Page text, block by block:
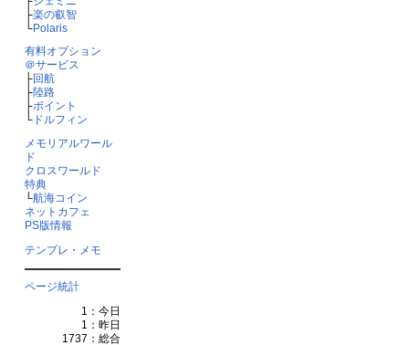
├楽の叡智
└Polaris
有料オプション
＠サービス
├回航
├陸路
├ポイント
└ドルフィン
メモリアルワール
ド
クロスワールド
特典
└航海コイン
ネットカフェ
PS版情報
テンプレ・メモ
ページ統計
1：今日
1：昨日
1737：総合